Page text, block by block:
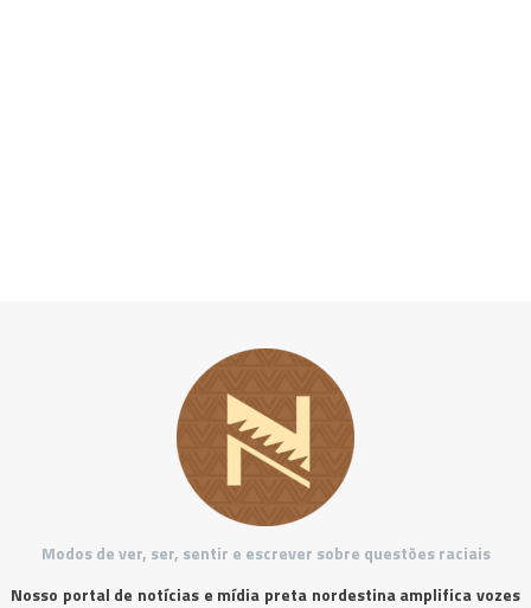
Modos de ver, ser, sentir e escrever sobre questões raciais
Nosso portal de notícias e mídia preta nordestina amplifica vozes